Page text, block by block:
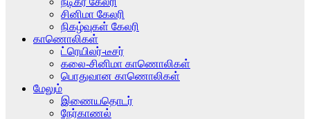
சினிமா கேலரி
நிகழ்வுகள் கேலரி
காணொலிகள்
ட்ரெயிலர்-டீசர்
கலை-சினிமா காணொலிகள்
பொதுவான காணொலிகள்
மேலும்
இணையதொடர்
நேர்காணல்